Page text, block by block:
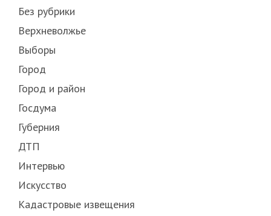
Без рубрики
Верхневолжье
Выборы
Город
Город и район
Госдума
Губерния
ДТП
Интервью
Искусство
Кадастровые извещения